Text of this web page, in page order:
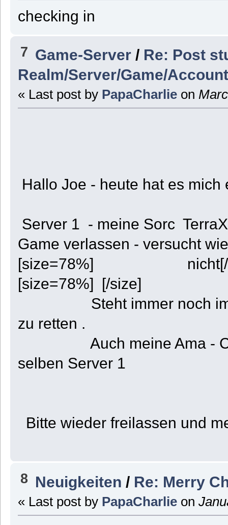
checking in
7 Game-Server / Re: Post
Realm/Server/Game/
« Last post by PapaCharlie on
Hallo Joe - heute hat es mich
Server 1 - meine Sorc
Game verlassen - versucht
[size=78%] nicht[/
[size=78%] [/size]
Steht immer noch im
zu retten .
Auch meine Ama -
selben Server 1
Bitte wieder freilassen und
8 Neuigkeiten / Re: Merry
« Last post by PapaCharlie on